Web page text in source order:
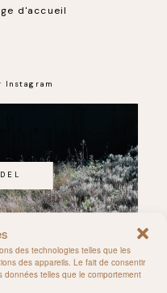
des technologies telles que les
des appareils. Le fait de consentir
données telles que le comportement
d'accueil
Instagram